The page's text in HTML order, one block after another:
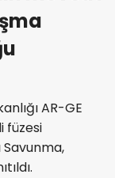
AR-GE
füzesi
Savunma,